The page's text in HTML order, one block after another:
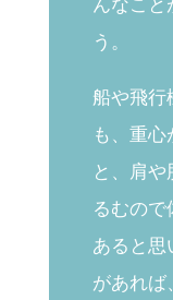
んなこと
う。
船や飛行
も、重心
と、肩
るむので
あると思
があれば